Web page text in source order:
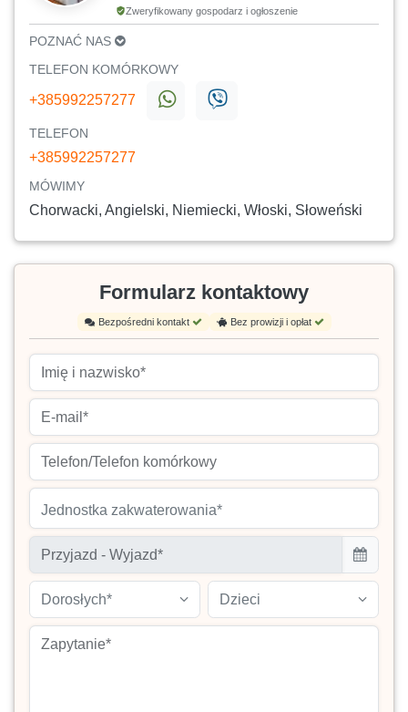
Zweryfikowany gospodarz i ogłoszenie
POZNAĆ NAS
TELEFON KOMÓRKOWY
+385992257277
TELEFON
+385992257277
MÓWIMY
Chorwacki, Angielski, Niemiecki, Włoski, Słoweński
Formularz kontaktowy
Bezpośredni kontakt Bez prowizji i opłat
Jednostka zakwaterowania*
Dorosłych* Dzieci